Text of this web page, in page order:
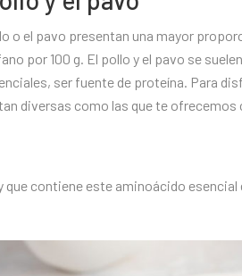
o el pavo presentan una mayor
por 100 g. El pollo y el pavo se
ser fuente de proteína. Para
diversas como las que te ofrecemos
contiene este aminoácido